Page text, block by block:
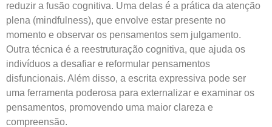
reduzir a fusão cognitiva. Uma delas é a prática da atenção
plena (mindfulness), que envolve estar presente no
momento e observar os pensamentos sem julgamento.
Outra técnica é a reestruturação cognitiva, que ajuda os
indivíduos a desafiar e reformular pensamentos
disfuncionais. Além disso, a escrita expressiva pode ser
uma ferramenta poderosa para externalizar e examinar os
pensamentos, promovendo uma maior clareza e
compreensão.